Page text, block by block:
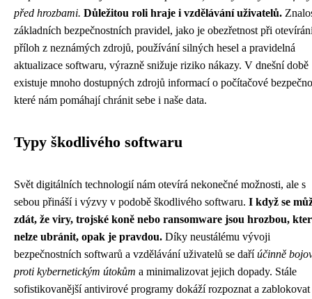
před hrozbami. Důležitou roli hraje i vzdělávání uživatelů.
základních bezpečnostních pravidel, jako je obezřetnost při
příloh z neznámých zdrojů, používání silných hesel a pravidelná
aktualizace softwaru, výrazně snižuje riziko nákazy. V dnešní době
existuje mnoho dostupných zdrojů informací o počítačové
které nám pomáhají chránit sebe i naše data.
Typy škodlivého softwaru
Svět digitálních technologií nám otevírá nekonečné možnosti, ale s
sebou přináší i výzvy v podobě škodlivého softwaru. I když se
zdát, že viry, trojské koně nebo ransomware jsou hrozbou,
nelze ubránit, opak je pravdou. Díky neustálému vývoji
bezpečnostních softwarů a vzdělávání uživatelů se daříúčinně
proti kybernetickým útokům a minimalizovat jejich dopady. Stále
sofistikovanější antivirové programy dokáží rozpoznat a